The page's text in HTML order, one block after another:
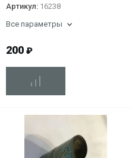
Артикул: 16238
Все параметры
200 ₽